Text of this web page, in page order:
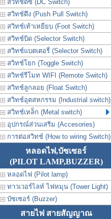
สวิทช์ดีซี (DC Switch)
สวิทช์ดึง (Push Pull Switch)
สวิทช์เท้าเหยียบ (Foot Switch)
สวิทช์บิด (Selector Switch)
สวิทช์แบตเตอรี่ (Selector Switch)
สวิทช์โยก (Toggle Switch)
สวิทช์รีโมท WIFI (Remote Switch)
สวิทช์ลูกลอย (Float Switch)
สวิทช์อุตสหกรรม (Industrial switch)
สวิทช์เหล็ก (Metal switch)
อุปกรณ์ส่วนเสริม (Accesories)
การต่อสวิทช์ (How to wiring Switch)
หลอดไฟ,บัซเซอร์
(PILOT LAMP,BUZZER)
หลอดไฟ (Pilot lamp)
ทาวเวอร์ไลท์ ไฟหมุน (Tower Light)
บัซเซอร์ (Buzzer)
สายไฟ สายสัญญาณ